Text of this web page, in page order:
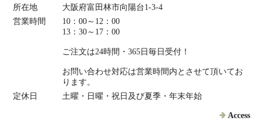
所在地
大阪府富田林市向陽台1-3-4
営業時間
10：00～12：00
13：30～17：00
ご注文は24時間・365日毎日受付！
お問い合わせ対応は営業時間内とさせて頂いてお
ります。
定休日
土曜・日曜・祝日及び夏季・年末年始
Access